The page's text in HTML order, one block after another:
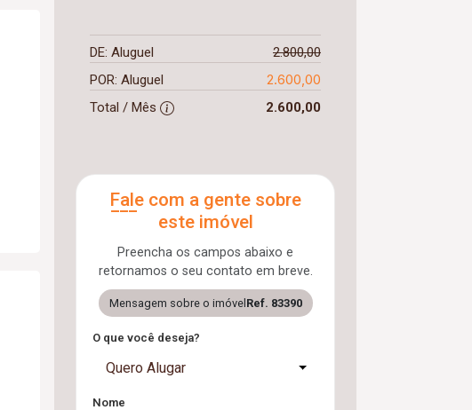
DE: Aluguel
2.800,00
POR: Aluguel
2.600,00
Total / Mês 2.600,00
Fale com a gente sobre
este imóvel
Preencha os campos abaixo e
retornamos o seu contato em breve.
Mensagem sobre o imóvel Ref. 83390
O que você deseja?
Quero Alugar
Nome